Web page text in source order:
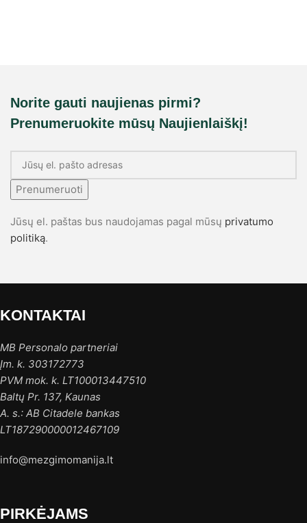
Norite gauti naujienas pirmi?
Prenumeruokite mūsų Naujienlaiškį!
Prenumeruoti
Jūsų el. paštas bus naudojamas pagal mūsų privatumo
politiką.
KONTAKTAI
MB Personalo partneriai
Įm. k. 303172773
PVM mok. k. LT100013447510
Baltų Pr. 137, Kaunas
A. s.: AB Citadele bankas
LT187290000012467109
info@mezgimomanija.lt
PIRKĖJAMS